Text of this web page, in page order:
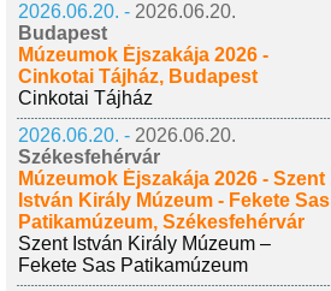
2026.06.20. - 2026.06.20.
Budapest
Múzeumok Éjszakája 2026 -
Cinkotai Tájház, Budapest
Cinkotai Tájház
2026.06.20. - 2026.06.20.
Székesfehérvár
Múzeumok Éjszakája 2026 - Szent
István Király Múzeum - Fekete Sas
Patikamúzeum, Székesfehérvár
Szent István Király Múzeum –
Fekete Sas Patikamúzeum